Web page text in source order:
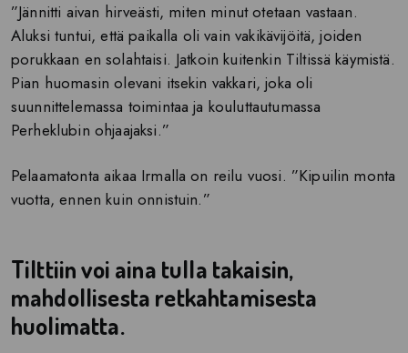
”Jännitti aivan hirveästi, miten minut otetaan vastaan.
Aluksi tuntui, että paikalla oli vain vakikävijöitä, joiden
porukkaan en solahtaisi. Jatkoin kuitenkin Tiltissä käymistä.
Pian huomasin olevani itsekin vakkari, joka oli
suunnittelemassa toimintaa ja kouluttautumassa
Perheklubin ohjaajaksi.”
Pelaamatonta aikaa Irmalla on reilu vuosi. ”Kipuilin monta
vuotta, ennen kuin onnistuin.”
Tilttiin voi aina tulla takaisin,
mahdollisesta retkahtamisesta
huolimatta.